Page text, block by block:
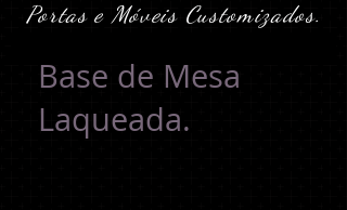
Portas e Móveis Customizados.
Base de Mesa
Laqueada.